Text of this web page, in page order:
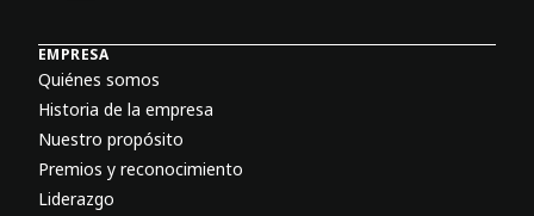
EMPRESA
Quiénes somos
Historia de la empresa
Nuestro propósito
Premios y reconocimiento
Liderazgo